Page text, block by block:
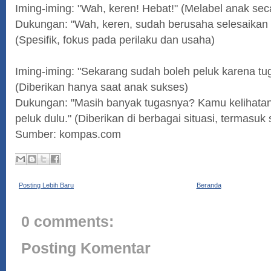
Iming-iming: "Wah, keren! Hebat!" (Melabel anak
Dukungan: "Wah, keren, sudah berusaha
(Spesifik, fokus pada perilaku dan usaha)
Iming-iming: "Sekarang sudah boleh peluk karena
(Diberikan hanya saat anak sukses)
Dukungan: "Masih banyak tugasnya? Kamu
peluk dulu." (Diberikan di berbagai situasi, termasuk
Sumber: kompas.com
Posting Lebih Baru Beranda
0 comments:
Posting Komentar